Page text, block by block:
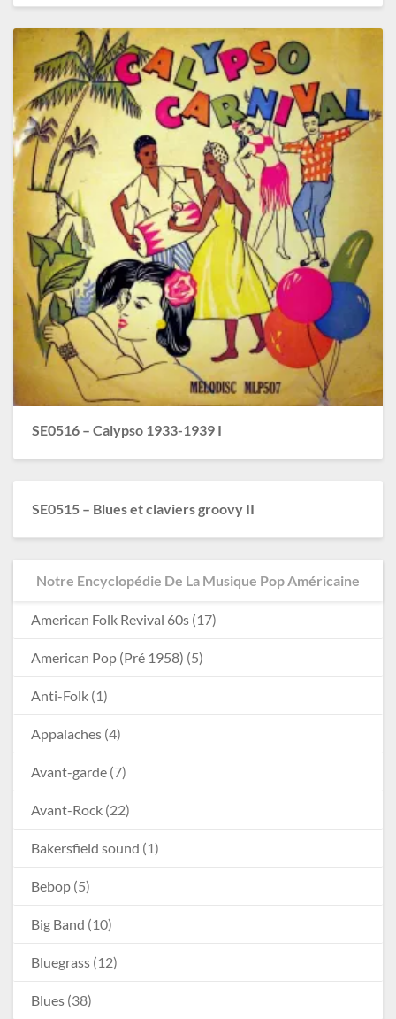
SE0516 – Calypso 1933-1939 I
SE0515 – Blues et claviers groovy II
Notre Encyclopédie De La Musique Pop Américaine
American Folk Revival 60s (17)
American Pop (Pré 1958) (5)
Anti-Folk (1)
Appalaches (4)
Avant-garde (7)
Avant-Rock (22)
Bakersfield sound (1)
Bebop (5)
Big Band (10)
Bluegrass (12)
Blues (38)